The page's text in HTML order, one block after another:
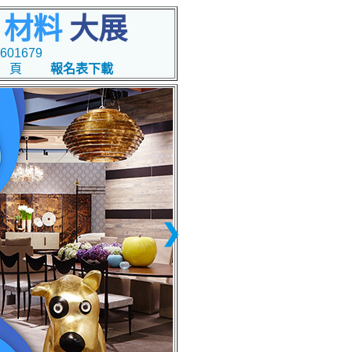
料 大展
頁
報名表下載
❯